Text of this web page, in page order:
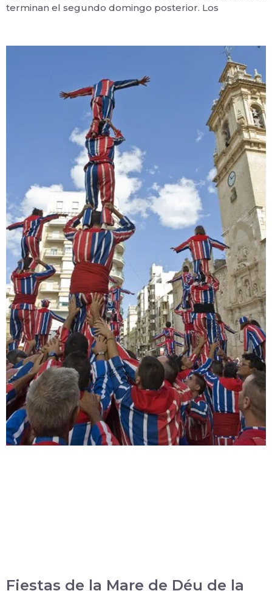
terminan el segundo domingo posterior. Los
Fiestas de la Mare de Déu de la